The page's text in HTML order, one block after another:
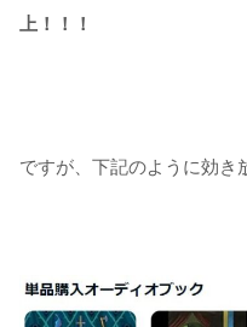
上！！！
ですが、下記のように効き